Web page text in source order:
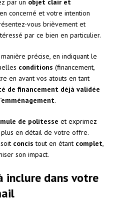
concerné et votre intention
vous brièvement et
par ce bien en particulier.
précise, en indiquant le
conditions (financement,
en avant vos atouts en tant
de financement déjà validée
.
de politesse et exprimez
en détail de votre offre.
concis tout en étant complet
son impact.
inclure dans votre